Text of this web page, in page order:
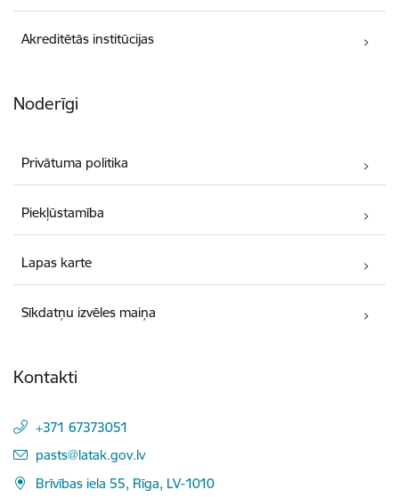
Akreditētās institūcijas
Noderīgi
Privātuma politika
Piekļūstamība
Lapas karte
Sīkdatņu izvēles maiņa
Kontakti
+371 67373051
E-pasts:
pasts@latak.gov.lv
Brīvības iela 55, Rīga, LV-1010